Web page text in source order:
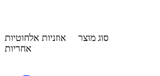
סוג מוצר אוזניות אלחוטיות
אחריות